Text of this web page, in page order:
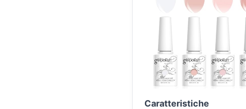
Caratteristiche